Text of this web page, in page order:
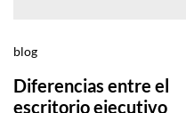
blog
Diferencias entre el
escritorio ejecutivo